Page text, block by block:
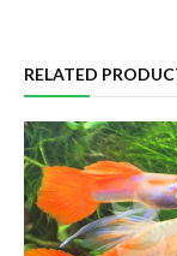
RELATED